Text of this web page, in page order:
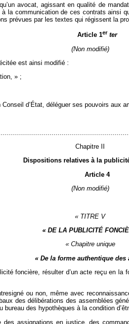
avocat, agissant en qualité de
la communication de ces contrats ainsi
prévues par les textes qui régissent la
Article 1er ter
(Non modifié)
est ainsi modifié :
» ;
d’État, déléguer ses pouvoirs aux
Chapitre II
Dispositions relatives à la
Article 4
(Non modifié)
« TITRE V
« DE LA PUBLICITÉ
« Chapitre unique
« De la forme authentique des
foncière, résulter d’un acte reçu en
ou non, même avec
des délibérations des assemblées
des hypothèques à la condition
assignations en justice, des